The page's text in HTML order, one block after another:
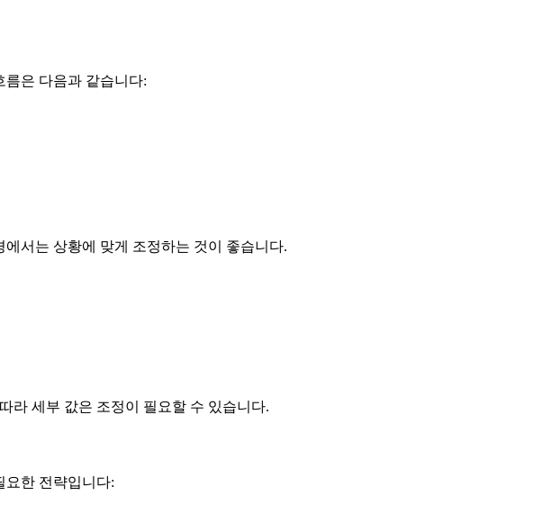
은 다음과 같습니다:
서는 상황에 맞게 조정하는 것이 좋습니다.
라 세부 값은 조정이 필요할 수 있습니다.
요한 전략입니다: